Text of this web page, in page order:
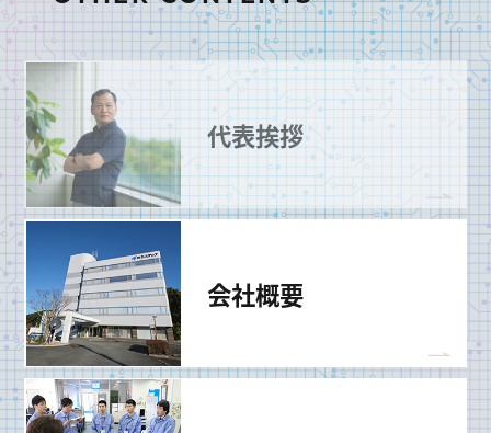
代表挨拶
会社概要